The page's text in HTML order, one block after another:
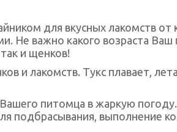
для вкусных лакомств
Не важно какого возраста
и щенков!
и лакомств. Тукс плавает,
питомца в жаркую
подбрасывания, выполнение